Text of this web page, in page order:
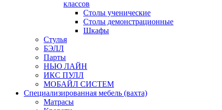
классов
Столы ученические
Столы демонстрационные
Шкафы
Стулья
БЭЛЛ
Парты
НЬЮ ЛАЙН
ИКС ПУЛЛ
МОБАЙЛ СИСТЕМ
Специализированная мебель (вахта)
Матрасы